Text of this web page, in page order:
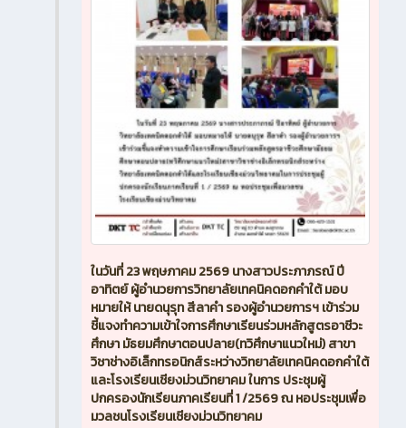
ในวันที่ 23 พฤษภาคม 2569 นางสาวประภาภรณ์ ปี
อาทิตย์ ผู้อำนวยการวิทยาลัยเทคนิคดอกคำใต้ มอบ
หมายให้ นายดนุรุท สีลาคำ รองผู้อำนวยการฯ เข้าร่วม
ชี้แจงทำความเข้าใจการศึกษาเรียนร่วมหลักสูตรอาชีวะ
ศึกษา มัธยมศึกษาตอนปลาย(ทวิศึกษาแนวใหม่) สาขา
วิชาช่างอิเล็กทรอนิกส์ระหว่างวิทยาลัยเทคนิคดอกคำใต้
และโรงเรียนเชียงม่วนวิทยาคม ในการ ประชุมผู้
ปกครองนักเรียนภาคเรียนที่ 1 /2569 ณ หอประชุมเพื่อ
มวลชนโรงเรียนเชียงม่วนวิทยาคม